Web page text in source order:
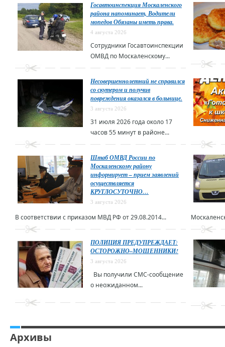
Госавтоинспекция Москаленского
района напоминает, Водители
мопедов Обязаны иметь права.
4 августа 2026
Сотрудники Госавтоинспекции
ОМВД по Москаленскому...
Несовершеннолетний не справился
со скутером и получив
повреждения оказался в больнице.
3 августа 2026
31 июля 2026 года около 17
часов 55 минут в районе...
Штаб ОМВД России по
Москаленскому району
информирует – прием заявлений
осуществляется
КРУГЛОСУТОЧНО…
3 августа 2026
В соответствии с приказом МВД РФ от 29.08.2014...
ПОЛИЦИЯ ПРЕДУПРЕЖДАЕТ:
ОСТОРОЖНО–МОШЕННИКИ!
3 августа 2026
Вы получили СМС-сообщение
о неожиданном...
Архивы